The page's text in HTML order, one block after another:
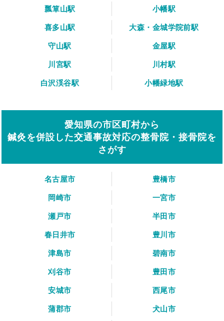
瓢箪山駅
小幡駅
喜多山駅
大森・金城学院前駅
守山駅
金屋駅
川宮駅
川村駅
白沢渓谷駅
小幡緑地駅
愛知県の市区町村から
鍼灸を併設した交通事故対応の整骨院・接骨院を
さがす
名古屋市
豊橋市
岡崎市
一宮市
瀬戸市
半田市
春日井市
豊川市
津島市
碧南市
刈谷市
豊田市
安城市
西尾市
蒲郡市
犬山市